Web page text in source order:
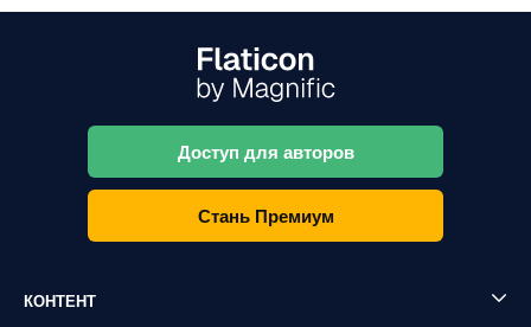
Доступ для авторов
Стань Премиум
КОНТЕНТ